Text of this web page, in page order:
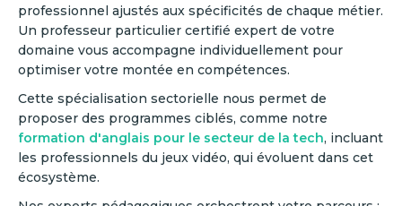
professionnel ajustés aux spécificités de chaque métier.
Un professeur particulier certifié expert de votre
domaine vous accompagne individuellement pour
optimiser votre montée en compétences.
Cette spécialisation sectorielle nous permet de
proposer des programmes ciblés, comme notre
formation d'anglais pour le secteur de la tech, incluant
les professionnels du jeux vidéo, qui évoluent dans cet
écosystème.